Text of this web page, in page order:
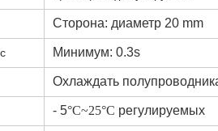
Сторона: диаметр 20 mm
Минимум: 0.3s
Охлаждать
- 5°C~25°C регулируемых